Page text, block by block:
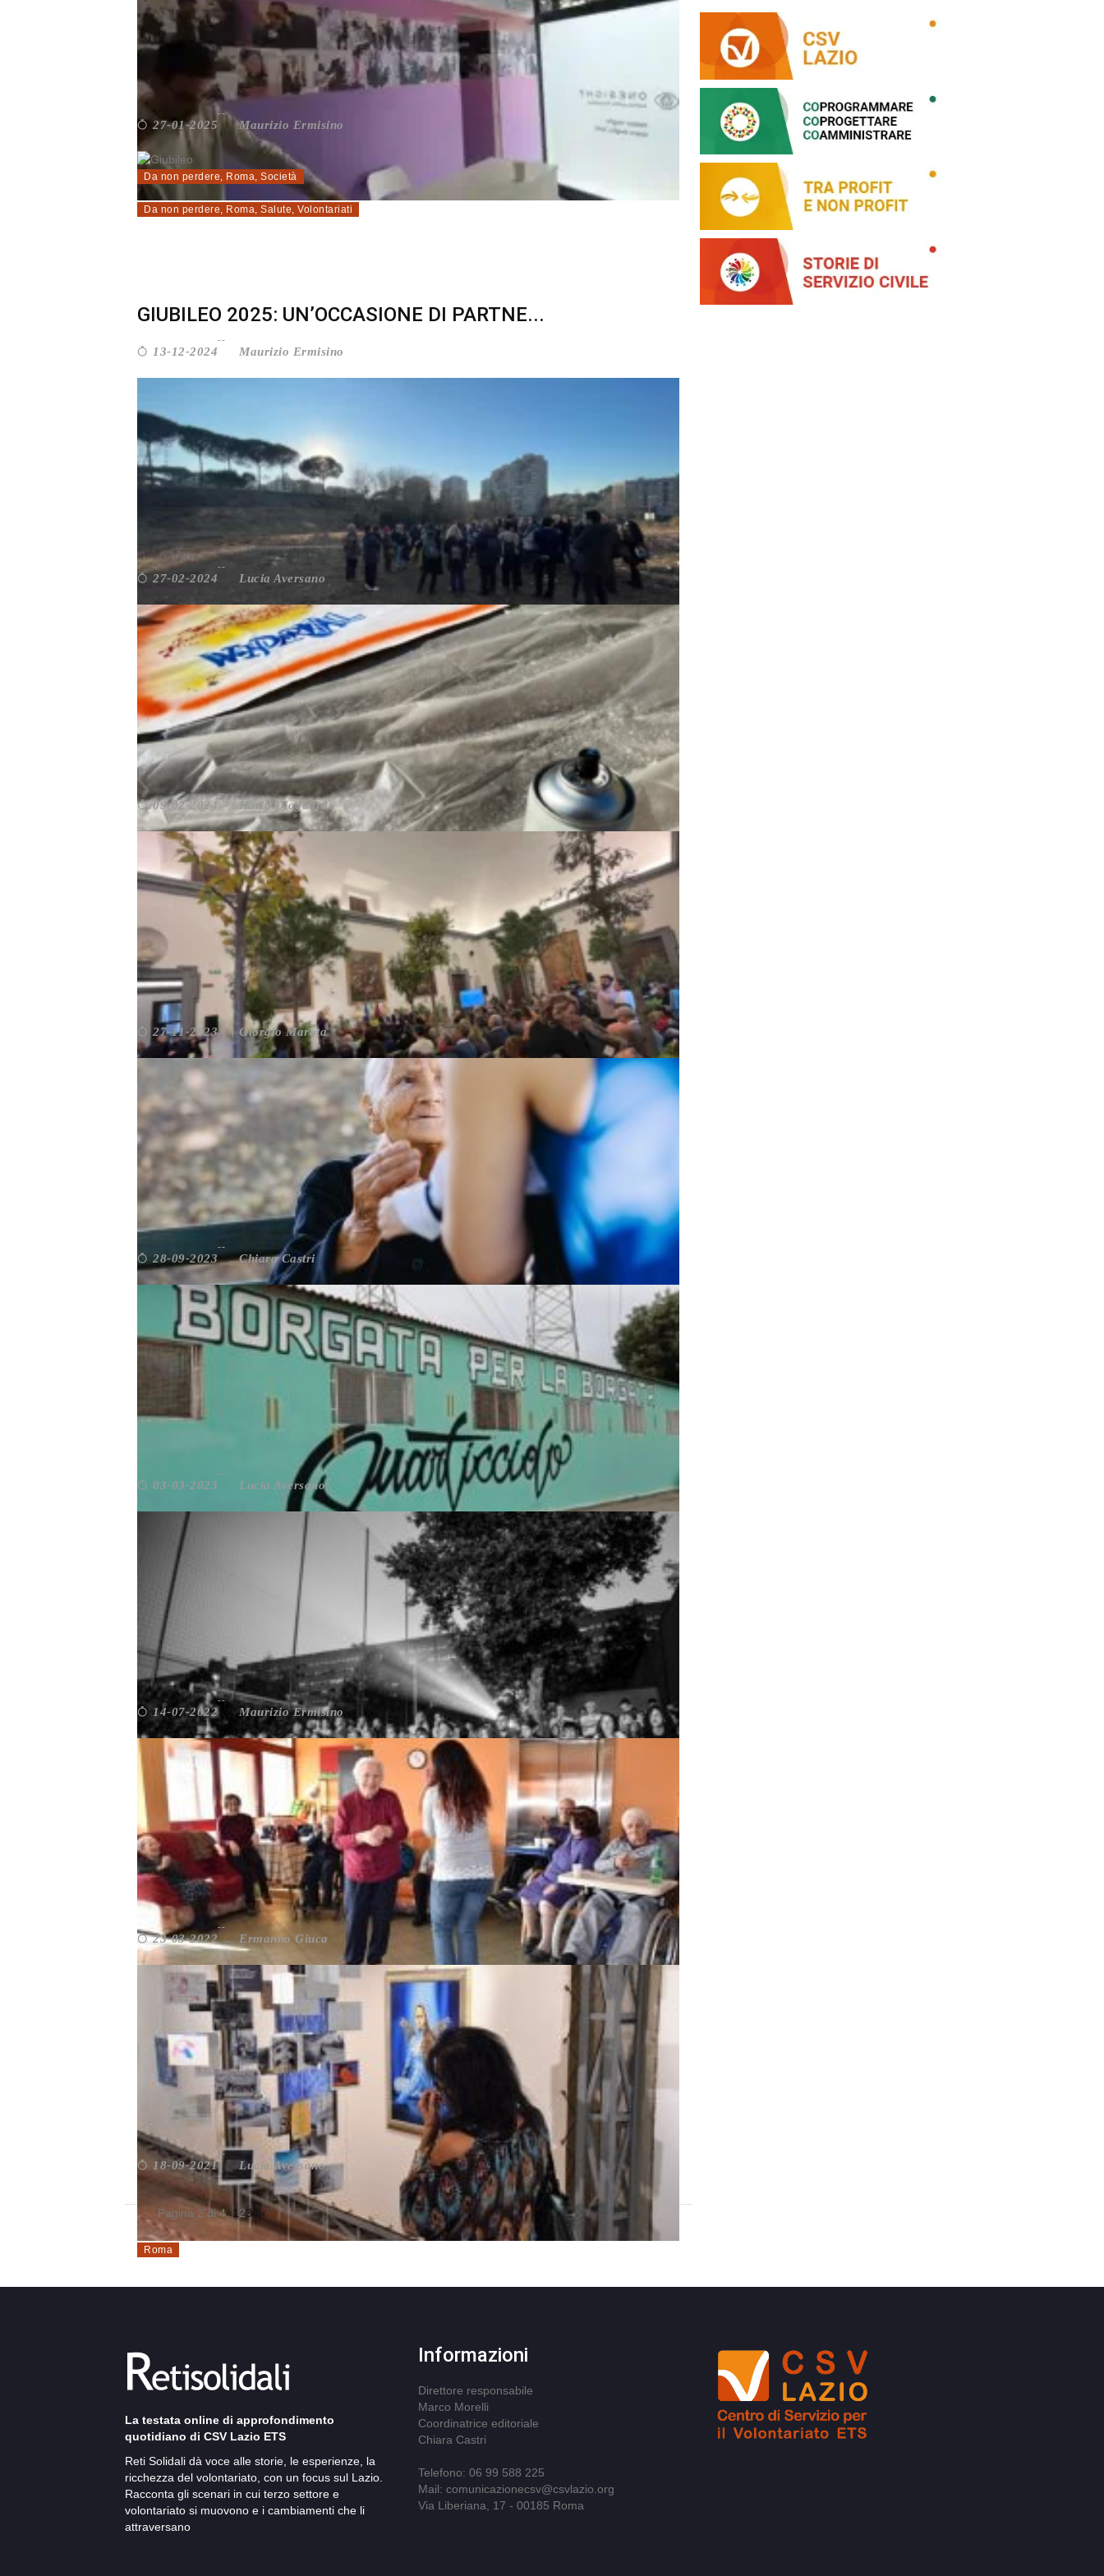
Da non perdere, Roma, Salute, Volontariati
PER L’ANNO GIUBILARE A ROMA UN NUOVO ...
27-01-2025 Maurizio Ermisino
Da non perdere, Roma, Società
GIUBILEO 2025: UN’OCCASIONE DI PARTNE...
13-12-2024 Maurizio Ermisino
Ambiente e sostenibilità ,Ambiente e Sviluppo ,Da non perdere ,Roma, Salute Volontariati
WE-Z: un progetto per il benessere em...
27-02-2024 Lucia Aversano
Cultura,Da non perdere,Giovani, Volontariati
WONDERWALL: A ROMA UN ATLANTE URBANO ...
09-02-2024 Ilaria Dioguardi
Ambiente e sostenibilità Ambiente e Sviluppo ,Da non perdere
STATI GENERALI DEL VERDE: UNA ROMA PI...
27-11-2023 Giorgio Marota
Da non perdere, Giovani, Roma,Società, Volontariati
AUSER LAZIO: LAVORARE A UN GRANDE CAN...
28-09-2023 Chiara Castri
Da non perdere ,
ROMA. POLI CIVICI, LA PERIFERIA CHE S...
03-03-2023 Lucia Aversano
Cultura Da non perdere , Giovani,Spazi e Comunità
LIBERO CINEMA IN LIBERA TERRA. LE MAF...
14-07-2022 Maurizio Ermisino
Da non perdere,Roma Volontariati
IL FUTURO DI ROMA SI FA CON IL TERZO ...
23-03-2022 Ermanno Giuca
Roma
ROMA. IL MITREO SI SALVA PROGETTANDO ...
18-09-2021 Lucia Aversano
Pagina 2 di 4«1 23 »
La testata online di approfondimento
quotidiano di CSV Lazio ETS
Reti Solidali dà voce alle storie, le esperienze, la
ricchezza del volontariato, con un focus sul Lazio.
Racconta gli scenari in cui terzo settore e
volontariato si muovono e i cambiamenti che li
attraversano
Informazioni
Direttore responsabile
Marco Morelli
Coordinatrice editoriale
Chiara Castri
Telefono: 06 99 588 225
Mail: comunicazionecsv@csvlazio.org
Via Liberiana, 17 - 00185 Roma